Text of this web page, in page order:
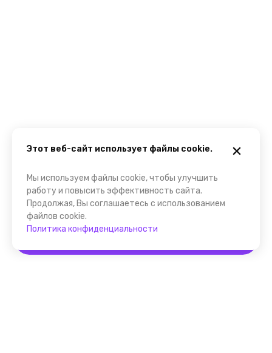
Этот веб-сайт использует файлы cookie.
Мы используем файлы cookie, чтобы улучшить
работу и повысить эффективность сайта.
Продолжая, Вы соглашаетесь с использованием
файлов cookie.
Политика конфиденциальности